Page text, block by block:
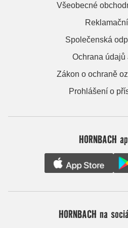
Všeobecné
Společenská
Ochrana údajů
Zákon o ochraně
Prohlášení o
HORNBACH
HORNBACH na